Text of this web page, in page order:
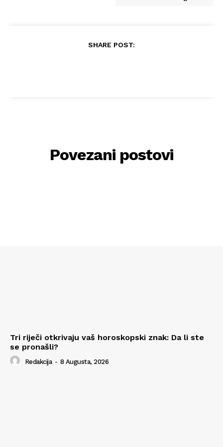
SHARE POST:
Povezani postovi
Tri riječi otkrivaju vaš horoskopski znak: Da li ste
se pronašli?
Redakcija - 8 Augusta, 2026